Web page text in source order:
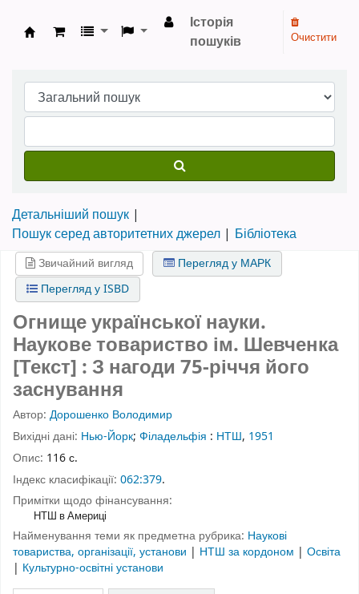
Бібліотека НТШ › Електронний каталог
Історія
пошуків
Очистити
Детальніший пошук
Пошук серед авторитетних джерел
Бібліотека
Звичайний вигляд
Перегляд у МАРК
Перегляд у ISBD
Огнище української науки.
Наукове товариство ім. Шевченка
[Текст] : З нагоди 75-річчя його
заснування
Автор: Дорошенко Володимир
Вихідні дані: Нью-Йорк; Філадельфія : НТШ, 1951
Опис: 116 с.
Індекс класифікації: 062:379.
Примітки щодо фінансування:
НТШ в Америці
Найменування теми як предметна рубрика: Наукові
товариства, організації, установи | НТШ за кордоном | Освіта
| Культурно-освітні установи